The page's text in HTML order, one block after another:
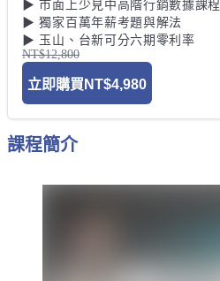
▶︎ 市面上少見中高階行銷數據課程
▶︎ 獨家百萬年薪考題與解法
▶︎ 玉山、台新可分六期零利率
NT$12,800
立即購買 NT$4,980
課程簡介